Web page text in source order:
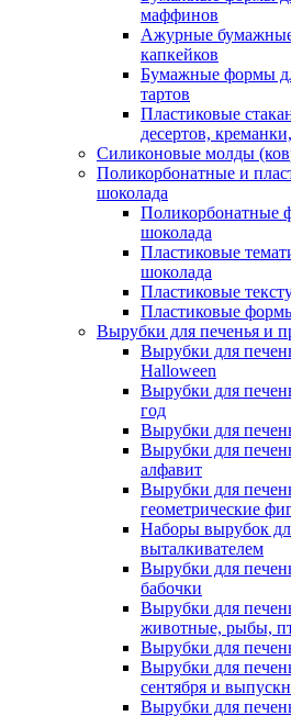
маффинов
Ажурные
капкейков
Бумажные формы
тартов
Пластиковые
десертов,
Силиконовые молды
Поликорбонатные и
шоколада
Поликорбонатные
шоколада
Пластиковые
шоколада
Пластиковые
Пластиковые
Вырубки для печенья и
Вырубки для
Halloween
Вырубки для
год
Вырубки для
Вырубки для
алфавит
Вырубки для
геометрические
Наборы вырубок
выталкивателем
Вырубки для
бабочки
Вырубки для
животные, рыбы,
Вырубки для
Вырубки для
сентября и
Вырубки для